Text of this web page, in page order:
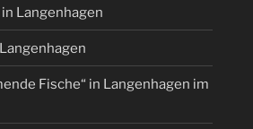
Langenhagen
Fische“ in Langenhagen im